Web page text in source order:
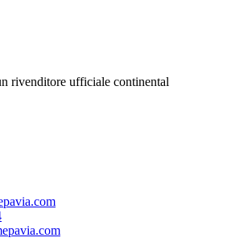
rivenditore ufficiale continental